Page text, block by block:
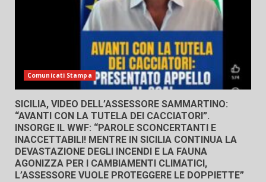
Comunicati Stampa
SICILIA, VIDEO DELL’ASSESSORE SAMMARTINO:
“AVANTI CON LA TUTELA DEI CACCIATORI”.
INSORGE IL WWF: “PAROLE SCONCERTANTI E
INACCETTABILI! MENTRE IN SICILIA CONTINUA LA
DEVASTAZIONE DEGLI INCENDI E LA FAUNA
AGONIZZA PER I CAMBIAMENTI CLIMATICI,
L’ASSESSORE VUOLE PROTEGGERE LE DOPPIETTE”